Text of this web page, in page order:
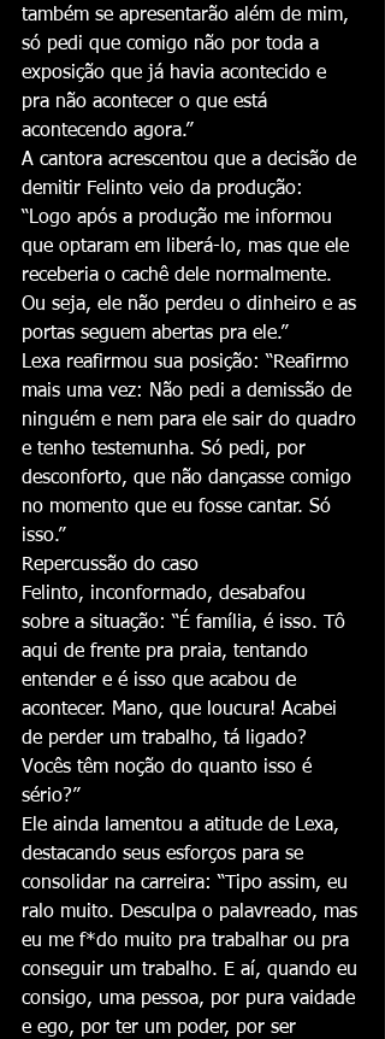
também se apresentarão além de mim,
só pedi que comigo não por toda a
exposição que já havia acontecido e
pra não acontecer o que está
acontecendo agora.”
A cantora acrescentou que a decisão de
demitir Felinto veio da produção:
“Logo após a produção me informou
que optaram em liberá-lo, mas que ele
receberia o cachê dele normalmente.
Ou seja, ele não perdeu o dinheiro e as
portas seguem abertas pra ele.”
Lexa reafirmou sua posição: “Reafirmo
mais uma vez: Não pedi a demissão de
ninguém e nem para ele sair do quadro
e tenho testemunha. Só pedi, por
desconforto, que não dançasse comigo
no momento que eu fosse cantar. Só
isso.”
Repercussão do caso
Felinto, inconformado, desabafou
sobre a situação: “É família, é isso. Tô
aqui de frente pra praia, tentando
entender e é isso que acabou de
acontecer. Mano, que loucura! Acabei
de perder um trabalho, tá ligado?
Vocês têm noção do quanto isso é
sério?”
Ele ainda lamentou a atitude de Lexa,
destacando seus esforços para se
consolidar na carreira: “Tipo assim, eu
ralo muito. Desculpa o palavreado, mas
eu me f*do muito pra trabalhar ou pra
conseguir um trabalho. E aí, quando eu
consigo, uma pessoa, por pura vaidade
e ego, por ter um poder, por ser